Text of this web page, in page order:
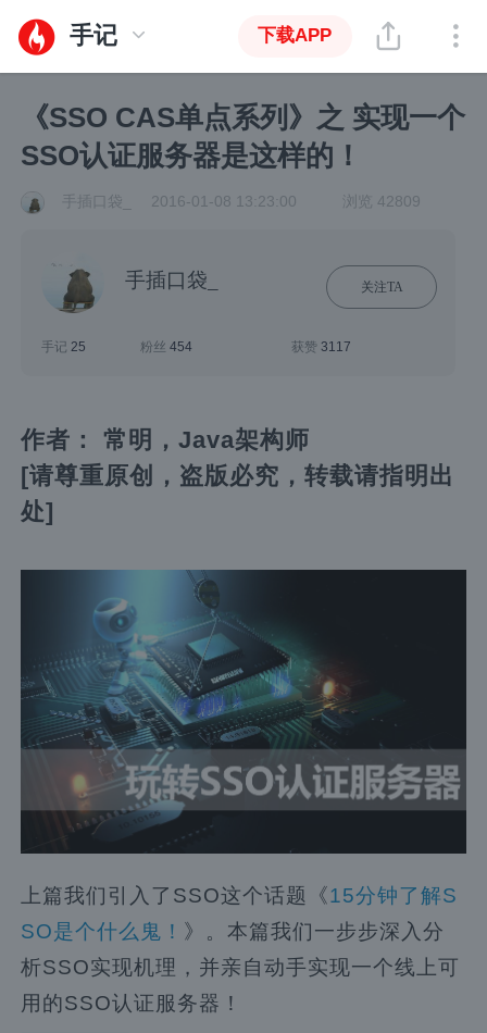
手记 下载APP
《SSO CAS单点系列》之 实现一个
SSO认证服务器是这样的！
手插口袋_ 2016-01-08 13:23:00 浏览 42809
手插口袋_ 关注TA
手记25 粉丝454 获赞 3117
作者： 常明，Java架构师
[请尊重原创，盗版必究，转载请指明出
处]
上篇我们引入了SSO这个话题《15分钟了解S
SO是个什么鬼！ 》。本篇我们一步步深入分
析SSO实现机理，并亲自动手实现一个线上可
用的SSO认证服务器！